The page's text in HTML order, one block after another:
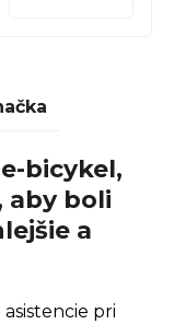
bicykel,
aby boli
a
pri